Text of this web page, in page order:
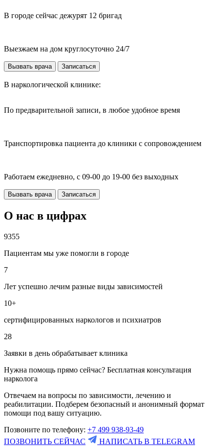
В городе сейчас дежурят 12 бригад
Выезжаем на дом круглосуточно 24/7
Вызвать врача Записаться
В наркологической клинике:
По предварительной записи, в любое удобное время
Транспортировка пациента до клиники с сопровождением
Работаем ежедневно, с 09-00 до 19-00 без выходных
Вызвать врача Записаться
О нас в цифрах
9355
Пациентам мы уже помогли в городе
7
Лет успешно лечим разные виды зависимостей
10+
сертифицированных наркологов и психиатров
28
Заявки в день обрабатывает клиника
Нужна помощь прямо сейчас? Бесплатная консультация
нарколога
Отвечаем на вопросы по зависимости, лечению и
реабилитации. Подберем безопасный и анонимный формат
помощи под вашу ситуацию.
Позвоните по телефону: +7 499 938-93-49
ПОЗВОНИТЬ СЕЙЧАС
НАПИСАТЬ В TELEGRAM